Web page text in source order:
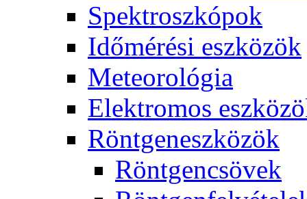
Spekt­rosz­kó­pok
Idő­mé­ré­si esz­kö­zök
Me­te­o­ro­ló­gia
Elekt­ro­mos
Rönt­gen­esz­kö­zök
Rönt­gen­csö­vek